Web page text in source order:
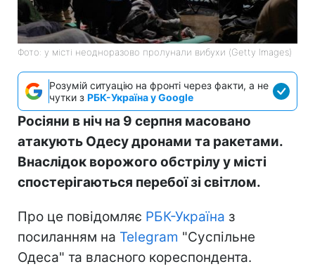
Фото: у місті неодноразово пролунали вибухи (Getty Images)
Розумій ситуацію на фронті через факти, а не
чутки з РБК-Україна у Google
Росіяни в ніч на 9 серпня масовано
атакують Одесу дронами та ракетами.
Внаслідок ворожого обстрілу у місті
спостерігаються перебої зі світлом.
Про це повідомляє РБК-Україна з
посиланням на Telegram "Суспільне
Одеса" та власного кореспондента.